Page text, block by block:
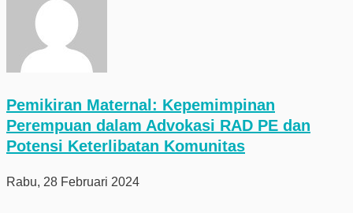
Pemikiran Maternal: Kepemimpinan
Perempuan dalam Advokasi RAD PE dan
Potensi Keterlibatan Komunitas
Rabu, 28 Februari 2024